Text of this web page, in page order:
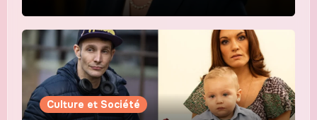
Culture et Société